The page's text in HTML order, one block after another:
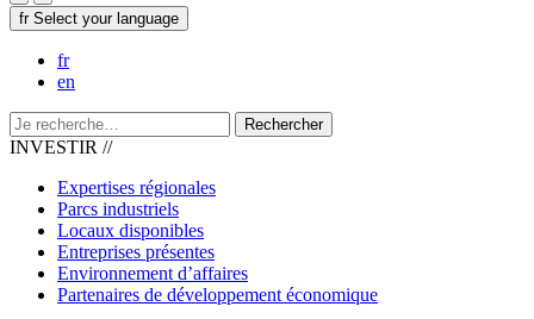
fr Select your language
fr
en
Rechercher
INVESTIR //
Expertises régionales
Parcs industriels
Locaux disponibles
Entreprises présentes
Environnement d’affaires
Partenaires de développement économique